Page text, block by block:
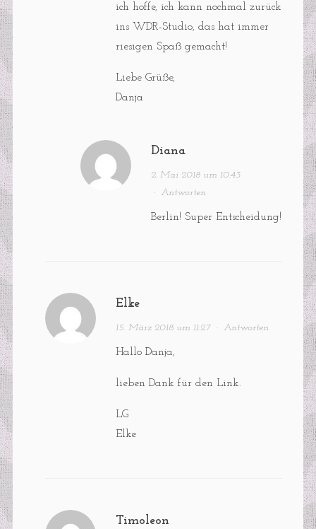
ich hoffe, ich kann nochmal zurück
ins WDR-Studio, das hat immer
riesigen Spaß gemacht!
Liebe Grüße,
Danja
Diana
2. Mai 2018 um 10:43
· Antworten
Berlin! Super Entscheidung!
Elke
15. März 2018 um 11:27· Antworten
Hallo Danja,
lieben Dank für den Link.
LG
Elke
Timoleon